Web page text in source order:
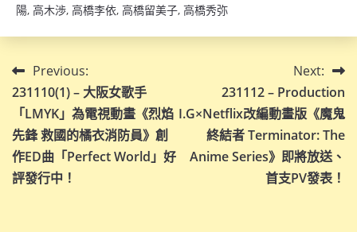
陽, 高木渉, 高橋李依, 高橋留美子, 高橋秀弥
文
章
導
覽
Previous:
231110(1) – 大阪女歌手
「LMYK」為電視動畫《烈焰
先鋒 救國的橘衣消防員》創
作ED曲「Perfect World」好
評發行中！
Next:
231112 – Production
I.G×Netflix改編動畫版《魔鬼
終結者 Terminator: The
Anime Series》即將放送、
首支PV發表！